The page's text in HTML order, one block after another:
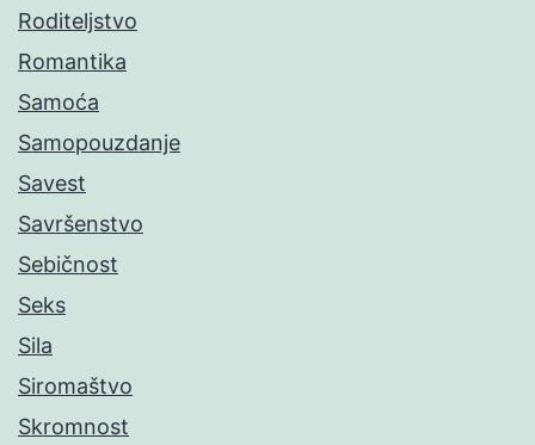
Roditeljstvo
Romantika
Samoća
Samopouzdanje
Savest
Savršenstvo
Sebičnost
Seks
Sila
Siromaštvo
Skromnost